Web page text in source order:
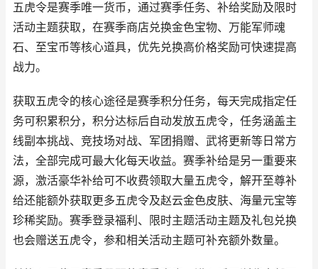
五虎令是赛季唯一货币，通过赛季任务、补给奖励及限时
活动主题获取，在赛季商店兑换金色宝物、万能军师魂
石、至宝币等核心道具，优先兑换高价格奖励可快速提高
战力。
获取五虎令的核心途径是赛季积分任务，每天完成指定任
务可积累积分，积分达标后自动发放五虎令，任务涵盖主
线副本挑战、竞技场对战、军团捐赠、武将更新等日常方
法，全部完成可最大化每天收益。赛季补给是另一重要来
源，激活豪华补给可不收费领取大量五虎令，解开至尊补
给还能额外获取更多五虎令及赵云金色皮肤、海量元宝等
珍稀奖励。赛季登录福利、限时主题活动主题及礼包兑换
也会赠送五虎令，参和相关活动主题可补充额外数量。